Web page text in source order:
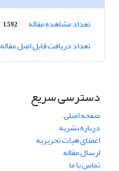
تعداد مشاهده مقاله 1,592
تعداد دریافت فایل اصل مقاله
دسترسی سریع
صفحه اصلی
درباره نشریه
اعضای هیات تحریریه
ارسال مقاله
تماس با ما